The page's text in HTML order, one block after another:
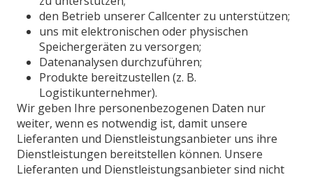
den Betrieb unserer Callcenter zu unterstützen;
uns mit elektronischen oder physischen
Speichergeräten zu versorgen;
Datenanalysen durchzuführen;
Produkte bereitzustellen (z. B.
Logistikunternehmer).
Wir geben Ihre personenbezogenen Daten nur
weiter, wenn es notwendig ist, damit unsere
Lieferanten und Dienstleistungsanbieter uns ihre
Dienstleistungen bereitstellen können. Unsere
Lieferanten und Dienstleistungsanbieter sind nicht